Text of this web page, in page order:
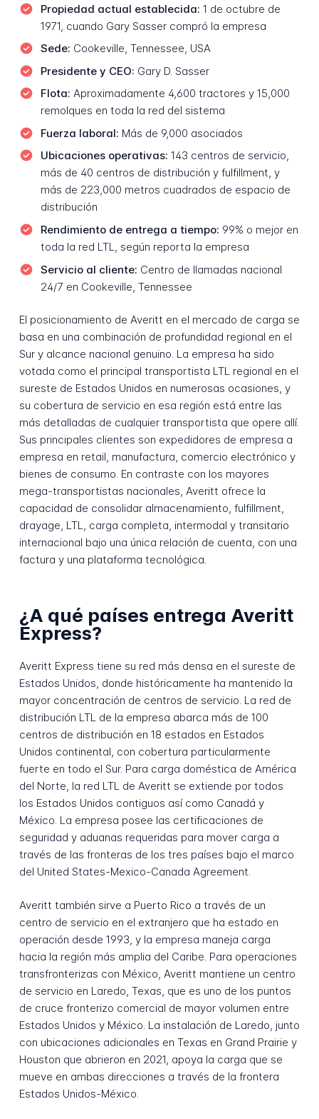
Propiedad actual establecida: 1 de octubre de
1971, cuando Gary Sasser compró la empresa
Sede: Cookeville, Tennessee, USA
Presidente y CEO: Gary D. Sasser
Flota: Aproximadamente 4,600 tractores y 15,000
remolques en toda la red del sistema
Fuerza laboral: Más de 9,000 asociados
Ubicaciones operativas: 143 centros de servicio,
más de 40 centros de distribución y fulfillment, y
más de 223,000 metros cuadrados de espacio de
distribución
Rendimiento de entrega a tiempo: 99% o mejor en
toda la red LTL, según reporta la empresa
Servicio al cliente: Centro de llamadas nacional
24/7 en Cookeville, Tennessee
El posicionamiento de Averitt en el mercado de carga se
basa en una combinación de profundidad regional en el
Sur y alcance nacional genuino. La empresa ha sido
votada como el principal transportista LTL regional en el
sureste de Estados Unidos en numerosas ocasiones, y
su cobertura de servicio en esa región está entre las
más detalladas de cualquier transportista que opere allí.
Sus principales clientes son expedidores de empresa a
empresa en retail, manufactura, comercio electrónico y
bienes de consumo. En contraste con los mayores
mega-transportistas nacionales, Averitt ofrece la
capacidad de consolidar almacenamiento, fulfillment,
drayage, LTL, carga completa, intermodal y transitario
internacional bajo una única relación de cuenta, con una
factura y una plataforma tecnológica.
¿A qué países entrega Averitt
Express?
Averitt Express tiene su red más densa en el sureste de
Estados Unidos, donde históricamente ha mantenido la
mayor concentración de centros de servicio. La red de
distribución LTL de la empresa abarca más de 100
centros de distribución en 18 estados en Estados
Unidos continental, con cobertura particularmente
fuerte en todo el Sur. Para carga doméstica de América
del Norte, la red LTL de Averitt se extiende por todos
los Estados Unidos contiguos así como Canadá y
México. La empresa posee las certificaciones de
seguridad y aduanas requeridas para mover carga a
través de las fronteras de los tres países bajo el marco
del United States-Mexico-Canada Agreement.
Averitt también sirve a Puerto Rico a través de un
centro de servicio en el extranjero que ha estado en
operación desde 1993, y la empresa maneja carga
hacia la región más amplia del Caribe. Para operaciones
transfronterizas con México, Averitt mantiene un centro
de servicio en Laredo, Texas, que es uno de los puntos
de cruce fronterizo comercial de mayor volumen entre
Estados Unidos y México. La instalación de Laredo, junto
con ubicaciones adicionales en Texas en Grand Prairie y
Houston que abrieron en 2021, apoya la carga que se
mueve en ambas direcciones a través de la frontera
Estados Unidos-México.